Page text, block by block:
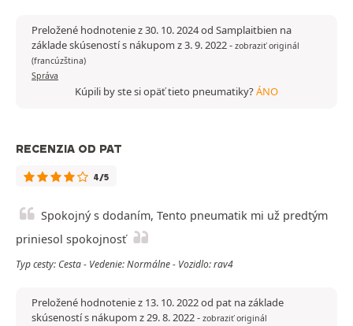
Preložené hodnotenie z 30. 10. 2024 od Samplaitbien na
základe skúseností s nákupom z 3. 9. 2022- zobraziť originál
(francúzština)
Správa
Kúpili by ste si opäť tieto pneumatiky?ÁNO
RECENZIA OD PAT
4/5
Spokojný s dodaním, Tento pneumatik mi už predtým
priniesol spokojnosť
Typ cesty: Cesta - Vedenie: Normálne - Vozidlo: rav4
Preložené hodnotenie z 13. 10. 2022 od pat na základe
skúseností s nákupom z 29. 8. 2022- zobraziť originál